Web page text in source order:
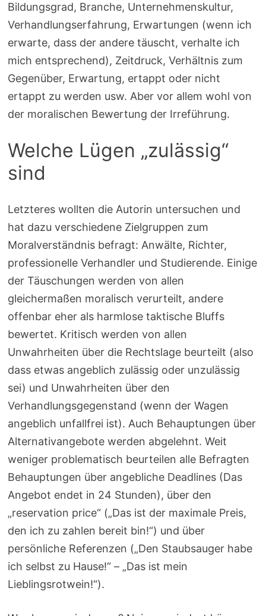
Bildungsgrad, Branche, Unternehmenskultur,
Verhandlungserfahrung, Erwartungen (wenn ich
erwarte, dass der andere täuscht, verhalte ich
mich entsprechend), Zeitdruck, Verhältnis zum
Gegenüber, Erwartung, ertappt oder nicht
ertappt zu werden usw. Aber vor allem wohl von
der moralischen Bewertung der Irreführung.
Welche Lügen „zulässig“
sind
Letzteres wollten die Autorin untersuchen und
hat dazu verschiedene Zielgruppen zum
Moralverständnis befragt: Anwälte, Richter,
professionelle Verhandler und Studierende. Einige
der Täuschungen werden von allen
gleichermaßen moralisch verurteilt, andere
offenbar eher als harmlose taktische Bluffs
bewertet. Kritisch werden von allen
Unwahrheiten über die Rechtslage beurteilt (also
dass etwas angeblich zulässig oder unzulässig
sei) und Unwahrheiten über den
Verhandlungsgegenstand (wenn der Wagen
angeblich unfallfrei ist). Auch Behauptungen über
Alternativangebote werden abgelehnt. Weit
weniger problematisch beurteilen alle Befragten
Behauptungen über angebliche Deadlines (Das
Angebot endet in 24 Stunden), über den
„reservation price“ („Das ist der maximale Preis,
den ich zu zahlen bereit bin!“) und über
persönliche Referenzen („Den Staubsauger habe
ich selbst zu Hause!“ – „Das ist mein
Lieblingsrotwein!“).